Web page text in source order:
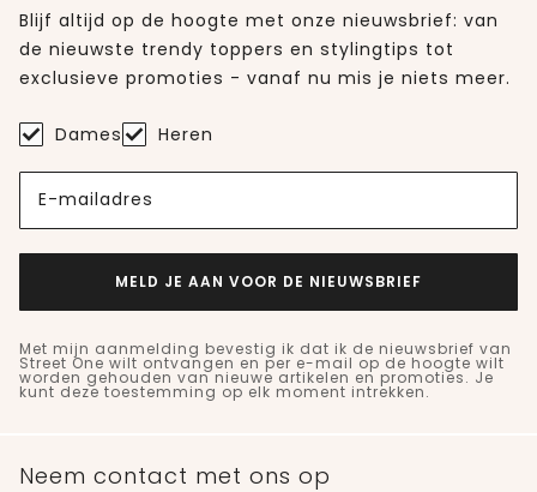
Blijf altijd op de hoogte met onze nieuwsbrief: van
de nieuwste trendy toppers en stylingtips tot
exclusieve promoties - vanaf nu mis je niets meer.
Dames Heren
E-mailadres
MELD JE AAN VOOR DE NIEUWSBRIEF
Met mijn aanmelding bevestig ik dat ik de nieuwsbrief van
Street One wilt ontvangen en per e-mail op de hoogte wilt
worden gehouden van nieuwe artikelen en promoties. Je
kunt deze toestemming op elk moment intrekken.
Neem contact met ons op